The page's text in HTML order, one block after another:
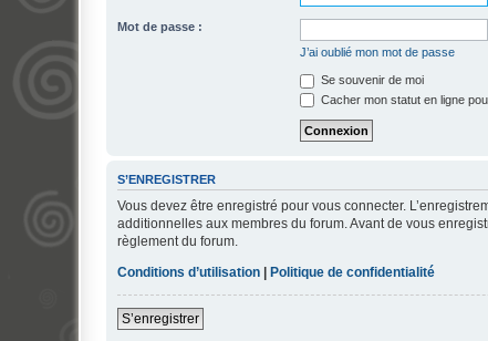
Mot de passe :
J’ai oublié mon mot de passe
Se souvenir de moi
Cacher mon statut en ligne
S’ENREGISTRER
Vous devez être enregistré pour vous connecter.
additionnelles aux membres du forum. Avant de vous
règlement du forum.
Conditions d’utilisation | Politique de confidentialité
S’enregistrer